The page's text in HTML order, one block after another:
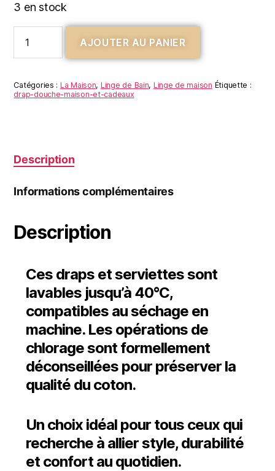
3 en stock
AJOUTER AU PANIER
Catégories : La Maison, Linge de Bain, Linge de maison Étiquette :
drap-douche-maison-et-cadeaux
Description
Informations complémentaires
Description
Ces draps et serviettes sont
lavables jusqu’à 40°C,
compatibles au séchage en
machine. Les opérations de
chlorage sont formellement
déconseillées pour préserver la
qualité du coton.
Un choix idéal pour tous ceux qui
recherche à allier style, durabilité
et confort au quotidien.